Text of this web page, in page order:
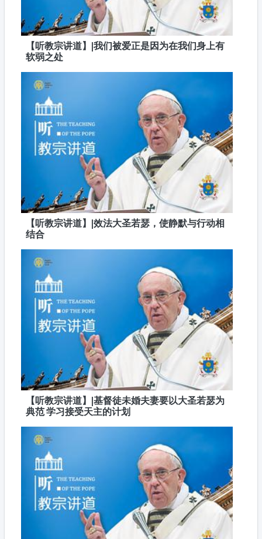
【听教宗讲道】|我们被爱正是因为在我们身上有
软弱之处
【听教宗讲道】|效法大圣若瑟，使静默与行动相
结合
【听教宗讲道】|基督徒未婚夫妻要以大圣若瑟为
典范 学习接受天主的计划